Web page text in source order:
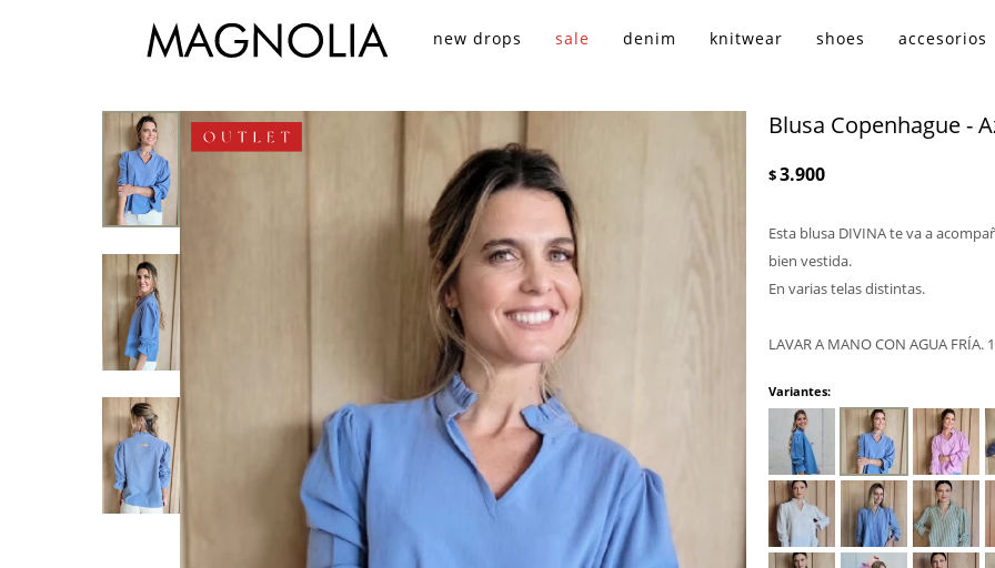
new drops sale denim knitwear shoes accesorios
Blusa Copenhague -
$3.900
Esta blusa DIVINA te va a
bien vestida.
En varias telas distintas.
LAVAR A MANO CON AGUA FRÍA.
Variantes: